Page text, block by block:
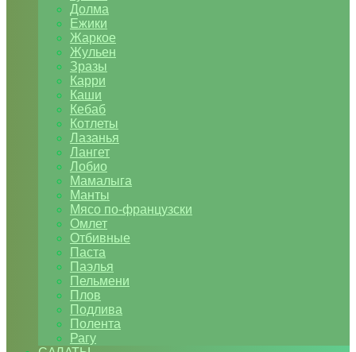
Долма
Ежики
Жаркое
Жульен
Зразы
Карри
Каши
Кебаб
Котлеты
Лазанья
Лангет
Лобио
Мамалыга
Манты
Мясо по-французски
Омлет
Отбивные
Паста
Паэлья
Пельмени
Плов
Подлива
Полента
Рагу